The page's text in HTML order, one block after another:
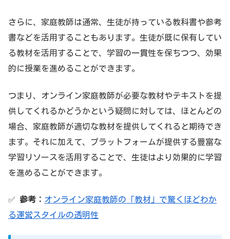
さらに、家庭教師は通常、生徒が持っている教科書や参考
書などを活用することもあります。生徒が既に保有してい
る教材を活用することで、学習の一貫性を保ちつつ、効果
的に授業を進めることができます。
つまり、オンライン家庭教師が必要な教材やテキストを提
供してくれるかどうかという疑問に対しては、ほとんどの
場合、家庭教師が適切な教材を提供してくれると期待でき
ます。それに加えて、プラットフォームが提供する豊富な
学習リソースを活用することで、生徒はより効果的に学習
を進めることができます。
✅ 参考： オンライン家庭教師の「教材」で驚くほどわか
る運営スタイルの透明性